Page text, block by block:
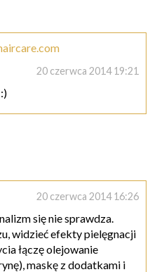
20 czerwca 2014 19:21
20 czerwca 2014 16:26
się nie sprawdza.
widzieć efekty pielęgnacji
łączę olejowanie
maskę z dodatkami i